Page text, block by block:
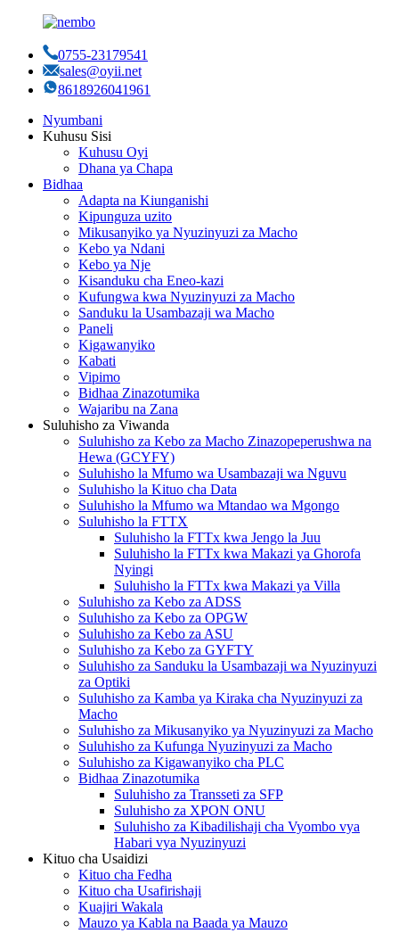
0755-23179541
sales@oyii.net
8618926041961
Nyumbani
Kuhusu Sisi
Kuhusu Oyi
Dhana ya Chapa
Bidhaa
Adapta na Kiunganishi
Kipunguza uzito
Mikusanyiko ya Nyuzinyuzi za Macho
Kebo ya Ndani
Kebo ya Nje
Kisanduku cha Eneo-kazi
Kufungwa kwa Nyuzinyuzi za Macho
Sanduku la Usambazaji wa Macho
Paneli
Kigawanyiko
Kabati
Vipimo
Bidhaa Zinazotumika
Wajaribu na Zana
Suluhisho za Viwanda
Suluhisho za Kebo za Macho Zinazopeperushwa na
Hewa (GCYFY)
Suluhisho la Mfumo wa Usambazaji wa Nguvu
Suluhisho la Kituo cha Data
Suluhisho la Mfumo wa Mtandao wa Mgongo
Suluhisho la FTTX
Suluhisho la FTTx kwa Jengo la Juu
Suluhisho la FTTx kwa Makazi ya Ghorofa
Nyingi
Suluhisho la FTTx kwa Makazi ya Villa
Suluhisho za Kebo za ADSS
Suluhisho za Kebo za OPGW
Suluhisho za Kebo za ASU
Suluhisho za Kebo za GYFTY
Suluhisho za Sanduku la Usambazaji wa Nyuzinyuzi
za Optiki
Suluhisho za Kamba ya Kiraka cha Nyuzinyuzi za
Macho
Suluhisho za Mikusanyiko ya Nyuzinyuzi za Macho
Suluhisho za Kufunga Nyuzinyuzi za Macho
Suluhisho za Kigawanyiko cha PLC
Bidhaa Zinazotumika
Suluhisho za Transseti za SFP
Suluhisho za XPON ONU
Suluhisho za Kibadilishaji cha Vyombo vya
Habari vya Nyuzinyuzi
Kituo cha Usaidizi
Kituo cha Fedha
Kituo cha Usafirishaji
Kuajiri Wakala
Mauzo ya Kabla na Baada ya Mauzo